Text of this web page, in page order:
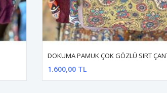
DOKUMA PAMUK ÇOK GÖZLÜ SIRT
1.600,00 TL